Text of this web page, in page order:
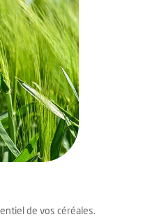
de vos céréales.